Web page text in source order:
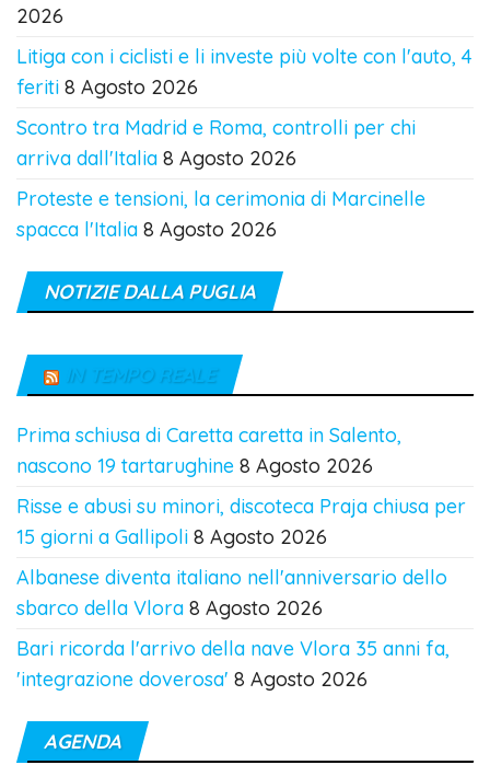
2026
Litiga con i ciclisti e li investe più volte con l'auto, 4
feriti 8 Agosto 2026
Scontro tra Madrid e Roma, controlli per chi
arriva dall'Italia 8 Agosto 2026
Proteste e tensioni, la cerimonia di Marcinelle
spacca l'Italia 8 Agosto 2026
NOTIZIE DALLA PUGLIA
IN TEMPO REALE
Prima schiusa di Caretta caretta in Salento,
nascono 19 tartarughine 8 Agosto 2026
Risse e abusi su minori, discoteca Praja chiusa per
15 giorni a Gallipoli 8 Agosto 2026
Albanese diventa italiano nell'anniversario dello
sbarco della Vlora 8 Agosto 2026
Bari ricorda l'arrivo della nave Vlora 35 anni fa,
'integrazione doverosa' 8 Agosto 2026
AGENDA